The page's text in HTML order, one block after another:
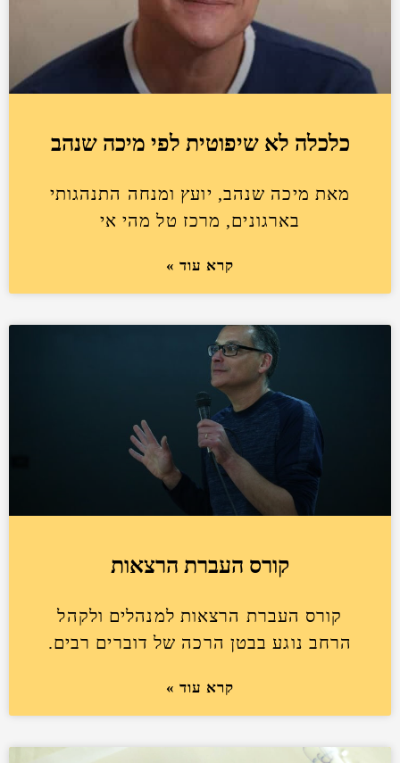
כלכלה לא שיפוטית לפי מיכה שנהב
מאת מיכה שנהב, יועץ ומנחה התנהגותי
בארגונים, מרכז טל מהי אי
קרא עוד »
קורס העברת הרצאות
קורס העברת הרצאות למנהלים ולקהל
הרחב נוגע בבטן הרכה של דוברים רבים.
קרא עוד »